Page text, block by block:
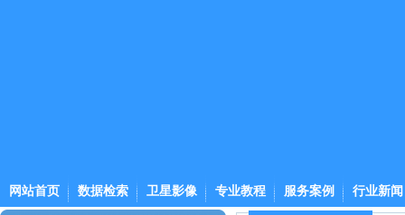
网站首页 数据检索 卫星影像 专业教程 服务案例 行业新闻